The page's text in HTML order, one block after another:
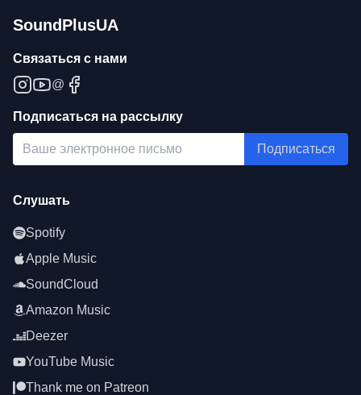
SoundPlusUA
Связаться с нами
@
Подписаться на рассылку
Подписаться
Слушать
Spotify
Apple Music
SoundCloud
Amazon Music
Deezer
YouTube Music
Thank me on Patreon